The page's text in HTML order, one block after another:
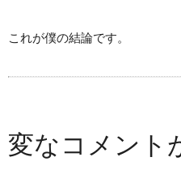
これが僕の結論です。
変なコメント